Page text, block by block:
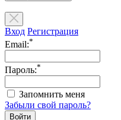
Вход Регистрация
Email:*
Пароль:*
Запомнить меня
Забыли свой пароль?